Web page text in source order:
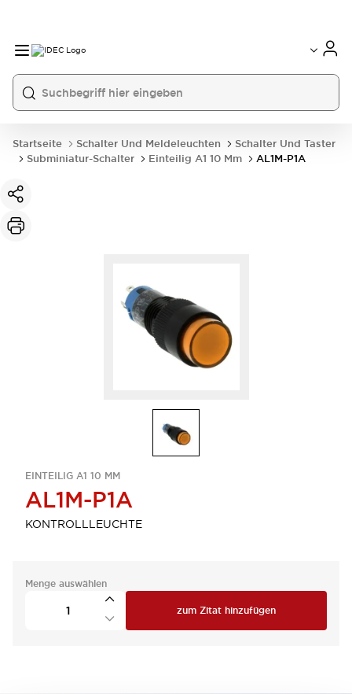
Startseite Schalter Und Meldeleuchten
Schalter Und Taster
Subminiatur-Schalter
Einteilig A1 10 Mm AL1M-P1A
EINTEILIG A1 10 MM
AL1M-P1A
KONTROLLLEUCHTE
Menge auswählen
zum Zitat hinzufügen